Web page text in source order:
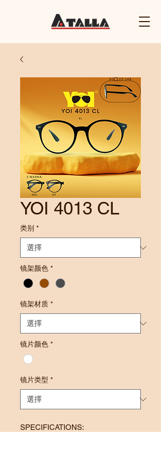
YOI 4013 CL
类别 *
镜架颜色 *
镜架材质 *
镜片颜色 *
镜片类型 *
SPECIFICATIONS: